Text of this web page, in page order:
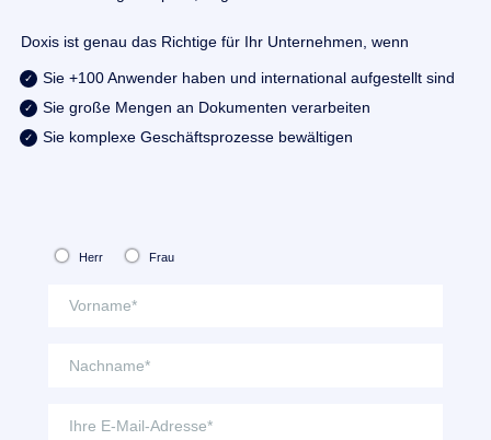
Doxis ist genau das Richtige für Ihr Unternehmen, wenn
Sie +100 Anwender haben und international aufgestellt sind
Sie große Mengen an Dokumenten verarbeiten
Sie komplexe Geschäftsprozesse bewältigen
Herr Frau